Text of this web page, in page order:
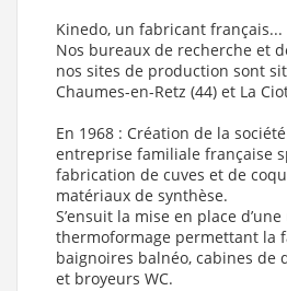
Kinedo, un fabricant français...
Nos bureaux de recherche et
nos sites de production sont
Chaumes-en-Retz (44) et La
En 1968 : Création de la société
entreprise familiale française
fabrication de cuves et de
matériaux de synthèse.
S’ensuit la mise en place
thermoformage permettant la
baignoires balnéo, cabines de
et broyeurs WC.